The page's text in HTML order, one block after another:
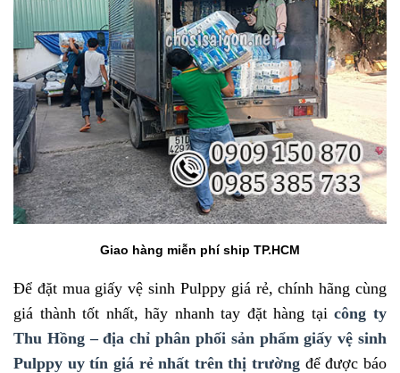
Giao hàng miễn phí ship TP.HCM
Để đặt mua giấy vệ sinh Pulppy giá rẻ, chính hãng cùng
giá thành tốt nhất, hãy nhanh tay đặt hàng tạicông ty
Thu Hồng – địa chỉ phân phối sản phẩm giấy vệ sinh
Pulppy uy tín giá rẻ nhất trên thị trường để được báo